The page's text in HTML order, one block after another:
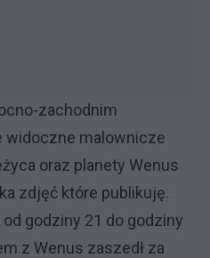
zachodnim
widoczne malownicze
oraz planety Wenus
zdjęć które publikuję.
godziny 21 do godziny
z Wenus zaszedł za